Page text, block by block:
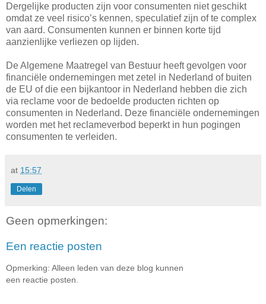
Dergelijke producten zijn voor consumenten niet geschikt
omdat ze veel risico’s kennen, speculatief zijn of te complex
van aard. Consumenten kunnen er binnen korte tijd
aanzienlijke verliezen op lijden.
De Algemene Maatregel van Bestuur heeft gevolgen voor
financiële ondernemingen met zetel in Nederland of buiten
de EU of die een bijkantoor in Nederland hebben die zich
via reclame voor de bedoelde producten richten op
consumenten in Nederland. Deze financiële ondernemingen
worden met het reclameverbod beperkt in hun pogingen
consumenten te verleiden.
at 15:57
Delen
Geen opmerkingen:
Een reactie posten
Opmerking: Alleen leden van deze blog kunnen
een reactie posten.